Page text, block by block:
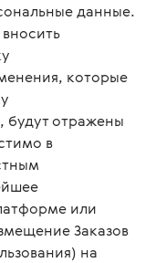
данные.
которые
отражены
в
или
Заказов
на